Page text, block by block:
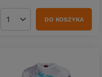
Ilość produktówDO KOSZYKA